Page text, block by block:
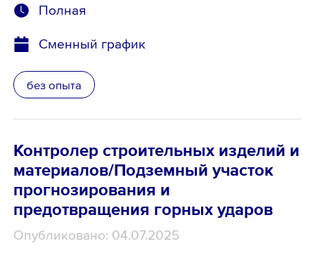
Полная
Сменный график
без опыта
Контролер строительных изделий и
материалов/Подземный участок
прогнозирования и
предотвращения горных ударов
Опубликовано: 04.07.2025